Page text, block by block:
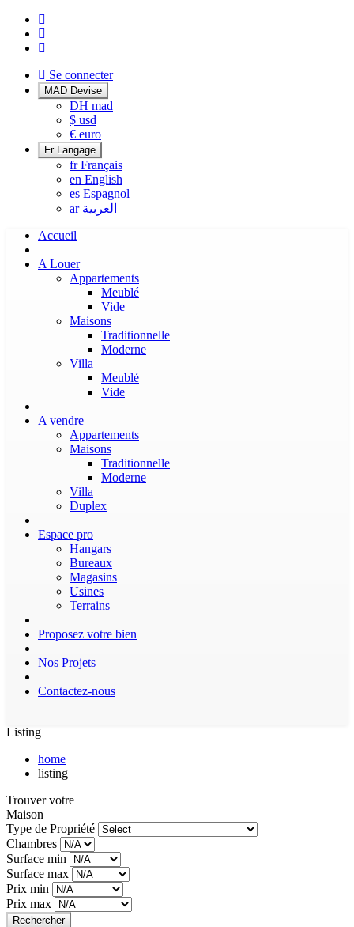
Se connecter
MAD Devise
DH mad
$ usd
€ euro
FrLangage
frFrançais
en English
es Espagnol
ar العربية
Accueil
A Louer
Appartements
Meublé
Vide
Maisons
Traditionnelle
Moderne
Villa
Meublé
Vide
A vendre
Appartements
Maisons
Traditionnelle
Moderne
Villa
Duplex
Espace pro
Hangars
Bureaux
Magasins
Usines
Terrains
Proposez votre bien
Nos Projets
Contactez-nous
Listing
home
listing
Trouver votre
Maison
Type de Propriété
Chambres
Surface min
Surface max
Prix min
Prix max
Rechercher